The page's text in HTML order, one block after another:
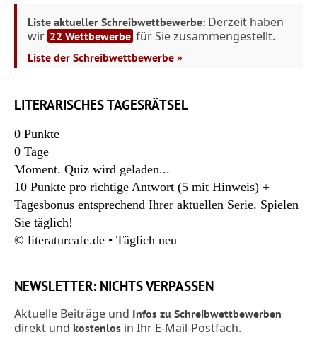
Liste aktueller Schreibwettbewerbe: Derzeit haben
wir 22 Wettbewerbe für Sie zusammengestellt.
Liste der Schreibwettbewerbe »
LITERARISCHES TAGESRÄTSEL
0 Punkte
0 Tage
Moment. Quiz wird geladen...
10 Punkte pro richtige Antwort (5 mit Hinweis) +
Tagesbonus entsprechend Ihrer aktuellen Serie. Spielen
Sie täglich!
© literaturcafe.de • Täglich neu
NEWSLETTER: NICHTS VERPASSEN
Aktuelle Beiträge und Infos zu Schreibwettbewerben
direkt und kostenlos in Ihr E-Mail-Postfach.